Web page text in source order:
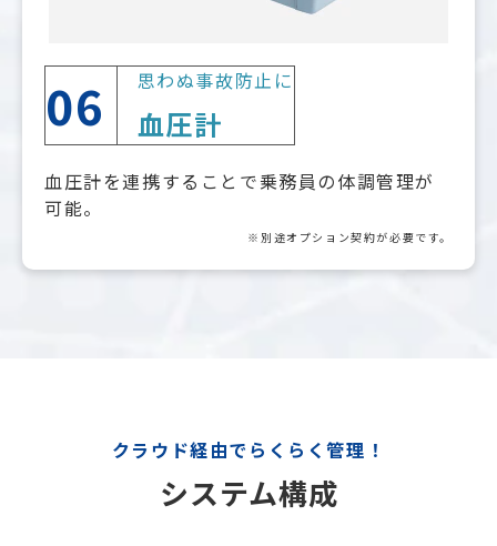
06 思わぬ事故防止に
血圧計
血圧計を連携することで乗務員の体調管理が
可能。
※別途オプション契約が必要です。
クラウド経由でらくらく管理！
システム構成